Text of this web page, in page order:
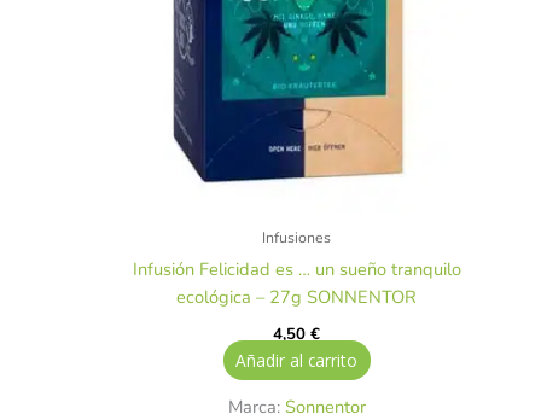
Infusiones
Infusión Felicidad es … un sueño tranquilo
ecológica – 27g SONNENTOR
4,50€
Añadir al carrito
Marca: Sonnentor